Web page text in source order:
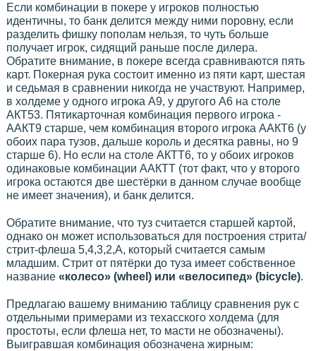
Если комбинации в покере у игроков полностью
идентичны, то банк делится между ними поровну, если
разделить фишку пополам нельзя, то чуть больше
получает игрок, сидящий раньше после дилера.
Обратите внимание, в покере всегда сравниваются пять
карт. Покерная рука состоит именно из пяти карт, шестая
и седьмая в сравнении никогда не участвуют. Например,
в холдеме у одного игрока А9, у другого А6 на столе
АКТ53. Пятикарточная комбинация первого игрока -
ААКТ9 старше, чем комбинация второго игрока ААКТ6 (у
обоих пара тузов, дальше король и десятка равны, но 9
старше 6). Но если на столе АКТТ6, то у обоих игроков
одинаковые комбинации ААКТТ (тот факт, что у второго
игрока остаются две шестёрки в данном случае вообще
не имеет значения), и банк делится.
Обратите внимание, что туз считается старшей картой,
однако он может использоваться для построения стрита/
стрит-флеша 5,4,3,2,A, который считается самым
младшим. Стрит от пятёрки до туза имеет собственное
название «колесо» (wheel) или «велосипед» (bicycle).
Предлагаю вашему вниманию таблицу сравнения рук с
отдельными примерами из техасского холдема (для
простоты, если флеша нет, то масти не обозначены).
Выигравшая комбинация обозначена жирным: